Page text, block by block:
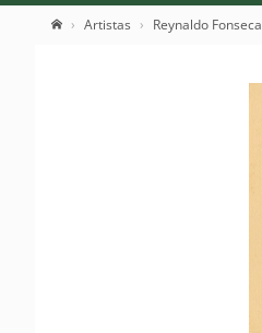
Artistas Reynaldo Fonseca